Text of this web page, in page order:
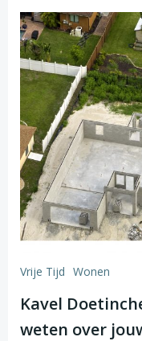
Vrije Tijd Wonen
Kavel
weten over